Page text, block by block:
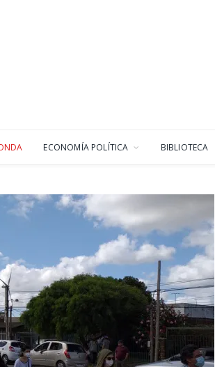
ECONOMÍA POLÍTICA BIBLIOTECA